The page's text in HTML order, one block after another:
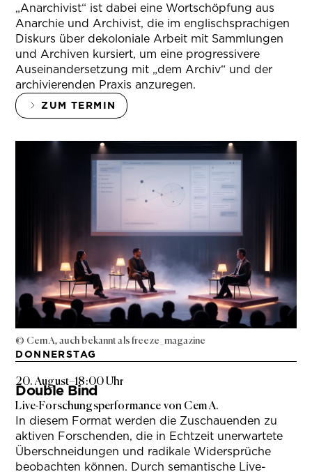
„Anarchivist“ ist dabei eine Wortschöpfung aus
Anarchie und Archivist, die im englischsprachigen
Diskurs über dekoloniale Arbeit mit Sammlungen
und Archiven kursiert, um eine progressivere
Auseinandersetzung mit „dem Archiv“ und der
archivierenden Praxis anzuregen.
ZUM TERMIN
© Cem A, auch bekannt als freeze_magazine
DONNERSTAG
20. August–18:00 Uhr
Double Bind
Live-Forschungsperformance von Cem A.
In diesem Format werden die Zuschauenden zu
aktiven Forschenden, die in Echtzeit unerwartete
Überschneidungen und radikale Widersprüche
beobachten können. Durch semantische Live-